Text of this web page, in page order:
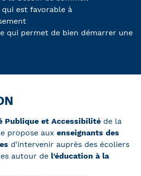
qui est favorable à
qui permet de bien démarrer une
Publique et Accessibilité de la
propose aux enseignants des
d'intervenir auprès des écoliers
autour de l'éducation à la